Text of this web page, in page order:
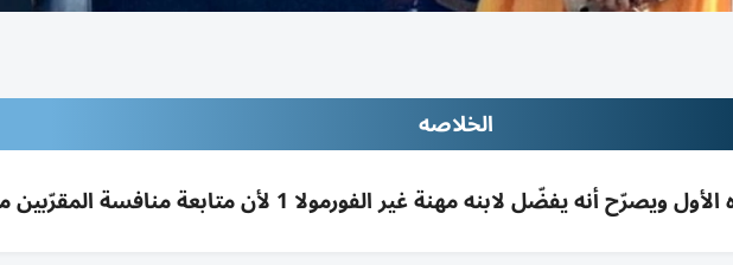
الخلاصه
يفضّل لابنه مهنة غير الفورمولا 1 لأن متابعة منافسة المقرّبين مؤلمة